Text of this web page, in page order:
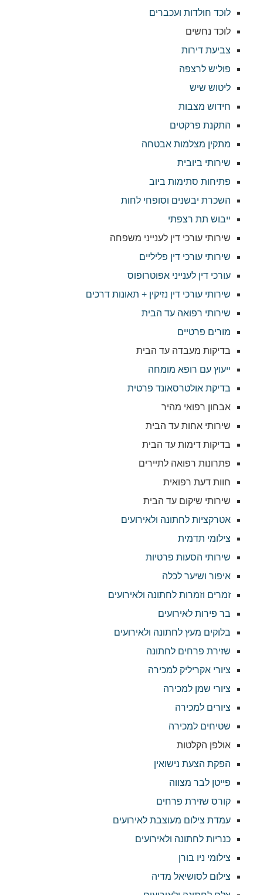
לוכד חולדות ועכברים
לוכד נחשים
צביעת דירות
פוליש לרצפה
ליטוש שיש
חידוש מצבות
התקנת פרקטים
מתקין מצלמות אבטחה
שירותי ביובית
פתיחות סתימות ביוב
השכרת יבשנים וסופחי לחות
ייבוש תת רצפתי
שירותי עורכי דין לענייני משפחה
שירותי עורכי דין פליליים
עורכי דין לענייני אפוטרופוס
שירותי עורכי דין נזיקין + תאונות דרכים
שירותי רפואה עד הבית
מורים פרטיים
בדיקות מעבדה עד הבית
ייעוץ עם רופא מומחה
בדיקת אולטרסאונד פרטית
אבחון רפואי מהיר
שירותי אחות עד הבית
בדיקות דימות עד הבית
פתרונות רפואה לתיירים
חוות דעת רפואית
שירותי שיקום עד הבית
אטרקציות לחתונה ולאירועים
צילומי תדמית
שירותי הסעות פרטיות
איפור ושיער לכלה
זמרים וזמרות לחתונה ולאירועים
בר פירות לאירועים
בלוקים מעץ לחתונה ולאירועים
שזירת פרחים לחתונה
ציורי אקריליק למכירה
ציורי שמן למכירה
ציורים למכירה
שטיחים למכירה
אולפן הקלטות
הפקת הצעת נישואין
פייטן לבר מצווה
קורס שזירת פרחים
עמדת צילום מעוצבת לאירועים
כנריות לחתונה ולאירועים
צילומי ניו בורן
צילום לסושיאל מדיה